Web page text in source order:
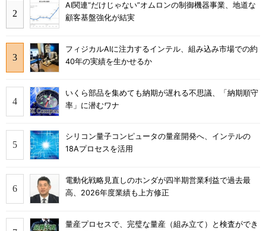
AI関連“だけじゃない”オムロンの制御機器事業、地道な
顧客基盤強化が結実
フィジカルAIに注力するインテル、組み込み市場での約
40年の実績を生かせるか
いくら部品を集めても納期が遅れる不思議、「納期順守
率」に潜むワナ
シリコン量子コンピュータの量産開発へ、インテルの
18Aプロセスを活用
電動化戦略見直しのホンダが四半期営業利益で過去最
高、2026年度業績も上方修正
量産プロセスで、完璧な量産（組み立て）と検査ができ